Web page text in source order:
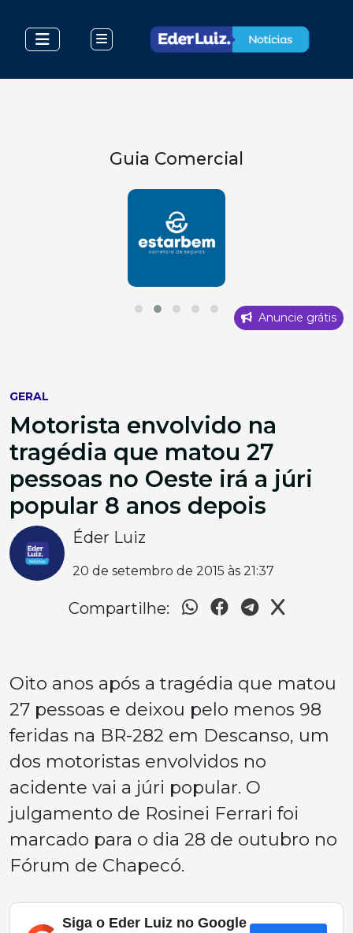
Guia Comercial
Anuncie grátis
GERAL
Motorista envolvido na
tragédia que matou 27
pessoas no Oeste irá a júri
popular 8 anos depois
Éder Luiz
20 de setembro de 2015 às 21:37
Compartilhe:
Oito anos após a tragédia que matou
27 pessoas e deixou pelo menos 98
feridas na BR-282 em Descanso, um
dos motoristas envolvidos no
acidente vai a júri popular. O
julgamento de Rosinei Ferrari foi
marcado para o dia 28 de outubro no
Fórum de Chapecó.
Siga o Eder Luiz no Google